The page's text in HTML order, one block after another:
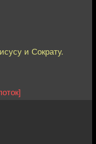
и Сократу.